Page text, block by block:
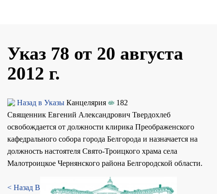
Указ 78 от 20 августа
2012 г.
Назад в Указы Канцелярия
182
Священник Евгений Александрович Твердохлеб
освобождается от должности клирика Преображенского
кафедрального собора города Белгорода и назначается на
должность настоятеля Свято-Троицкого храма села
Малотроицкое Чернянского района Белгородской области.
< Назад Вперед >